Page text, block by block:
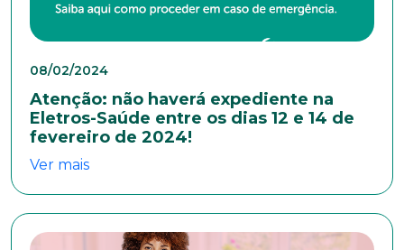
08/02/2024
Atenção: não haverá expediente na
Eletros-Saúde entre os dias 12 e 14 de
fevereiro de 2024!
Ver mais